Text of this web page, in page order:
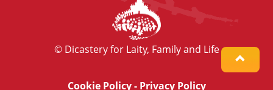
© Dicastery for Laity, Family and Life
Cookie Policy- Privacy Policy